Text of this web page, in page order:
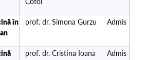
în
prof. dr. Simona Gurzu Admis
prof. dr. Cristina Ioana
Admis